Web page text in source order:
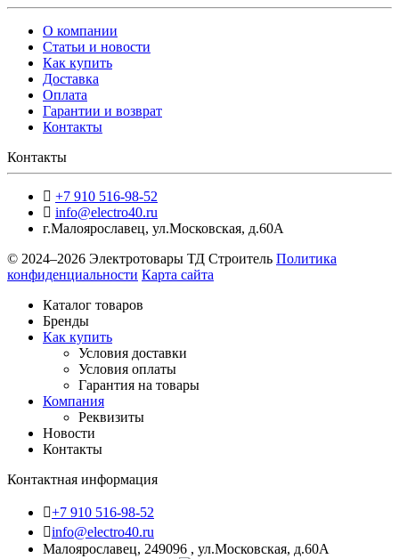
О компании
Статьи и новости
Как купить
Доставка
Оплата
Гарантии и возврат
Контакты
Контакты
+7 910 516-98-52
info@electro40.ru
г.Малоярославец, ул.Московская, д.60А
© 2024–2026 Электротовары ТД Строитель Политика
конфиденциальности Карта сайта
Каталог товаров
Бренды
Как купить
Условия доставки
Условия оплаты
Гарантия на товары
Компания
Реквизиты
Новости
Контакты
Контактная информация
+7 910 516-98-52
info@electro40.ru
Малоярославец, 249096 , ул.Московская, д.60А